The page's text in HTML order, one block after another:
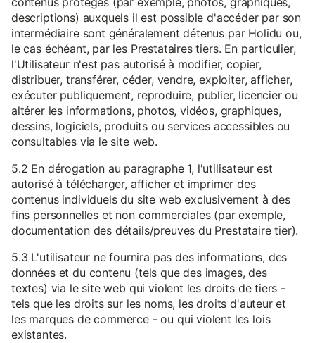
descriptions) auxquels il est possible d'accéder par son
intermédiaire sont généralement détenus par Holidu ou,
le cas échéant, par les Prestataires tiers. En particulier,
l'Utilisateur n'est pas autorisé à modifier, copier,
distribuer, transférer, céder, vendre, exploiter, afficher,
exécuter publiquement, reproduire, publier, licencier ou
altérer les informations, photos, vidéos, graphiques,
dessins, logiciels, produits ou services accessibles ou
consultables via le site web.
5.2 En dérogation au paragraphe 1, l'utilisateur est
autorisé à télécharger, afficher et imprimer des
contenus individuels du site web exclusivement à des
fins personnelles et non commerciales (par exemple,
documentation des détails/preuves du Prestataire tier).
5.3 L'utilisateur ne fournira pas des informations, des
données et du contenu (tels que des images, des
textes) via le site web qui violent les droits de tiers -
tels que les droits sur les noms, les droits d'auteur et
les marques de commerce - ou qui violent les lois
existantes.